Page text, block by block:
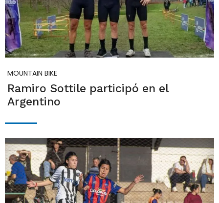
MOUNTAIN BIKE
Ramiro Sottile participó en el
Argentino